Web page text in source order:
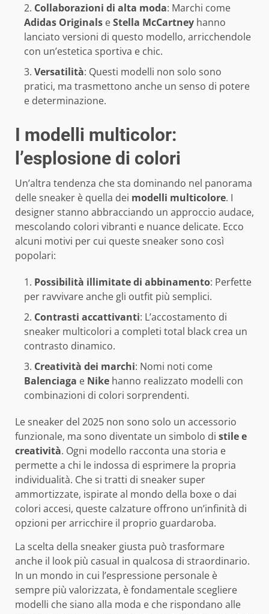
Collaborazioni di alta moda: Marchi come
Adidas Originals eStella McCartney hanno
lanciato versioni di questo modello, arricchendole
con un’estetica sportiva e chic.
Versatilità: Questi modelli non solo sono
pratici, ma trasmettono anche un senso di potere
e determinazione.
I modelli multicolor:
l’esplosione di colori
Un’altra tendenza che sta dominando nel panorama
delle sneaker è quella dei modelli multicolore. I
designer stanno abbracciando un approccio audace,
mescolando colori vibranti e nuance delicate. Ecco
alcuni motivi per cui queste sneaker sono così
popolari:
Possibilità illimitate di abbinamento: Perfette
per ravvivare anche gli outfit più semplici.
Contrasti accattivanti: L’accostamento di
sneaker multicolori a completi total black crea un
contrasto dinamico.
Creatività dei marchi: Nomi noti come
Balenciaga e Nike hanno realizzato modelli con
combinazioni di colori sorprendenti.
Le sneaker del 2025 non sono solo un accessorio
funzionale, ma sono diventate un simbolo di stile e
creatività. Ogni modello racconta una storia e
permette a chi le indossa di esprimere la propria
individualità. Che si tratti di sneaker super
ammortizzate, ispirate al mondo della boxe o dai
colori accesi, queste calzature offrono un’infinità di
opzioni per arricchire il proprio guardaroba.
La scelta della sneaker giusta può trasformare
anche il look più casual in qualcosa di straordinario.
In un mondo in cui l’espressione personale è
sempre più valorizzata, è fondamentale scegliere
modelli che siano alla moda e che rispondano alle